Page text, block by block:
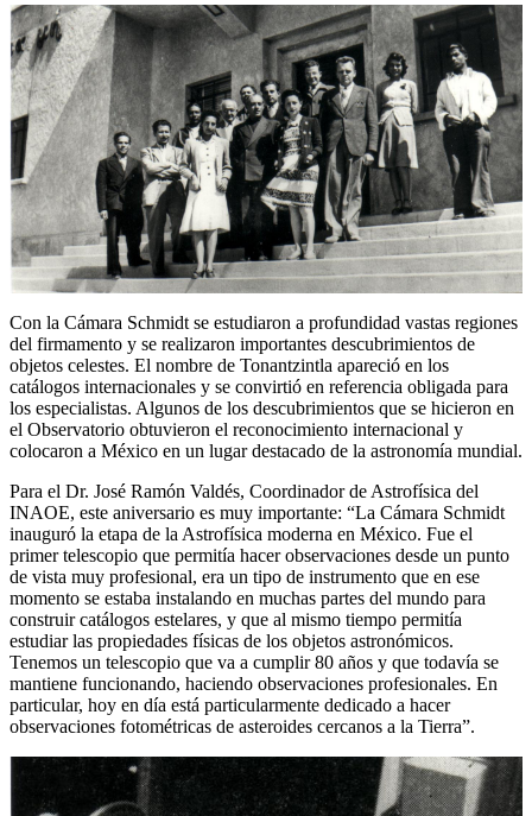
Con la Cámara Schmidt se estudiaron a profundidad vastas regiones
del firmamento y se realizaron importantes descubrimientos de
objetos celestes. El nombre de Tonantzintla apareció en los
catálogos internacionales y se convirtió en referencia obligada para
los especialistas. Algunos de los descubrimientos que se hicieron en
el Observatorio obtuvieron el reconocimiento internacional y
colocaron a México en un lugar destacado de la astronomía mundial.
Para el Dr. José Ramón Valdés, Coordinador de Astrofísica del
INAOE, este aniversario es muy importante: “La Cámara Schmidt
inauguró la etapa de la Astrofísica moderna en México. Fue el
primer telescopio que permitía hacer observaciones desde un punto
de vista muy profesional, era un tipo de instrumento que en ese
momento se estaba instalando en muchas partes del mundo para
construir catálogos estelares, y que al mismo tiempo permitía
estudiar las propiedades físicas de los objetos astronómicos.
Tenemos un telescopio que va a cumplir 80 años y que todavía se
mantiene funcionando, haciendo observaciones profesionales. En
particular, hoy en día está particularmente dedicado a hacer
observaciones fotométricas de asteroides cercanos a la Tierra”.